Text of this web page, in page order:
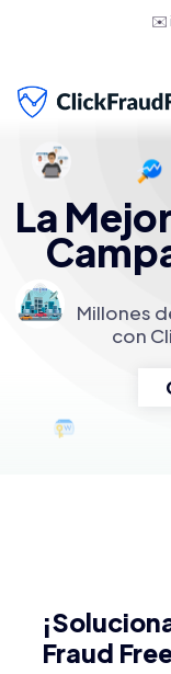
✉️
La
Millones
con
Fraud